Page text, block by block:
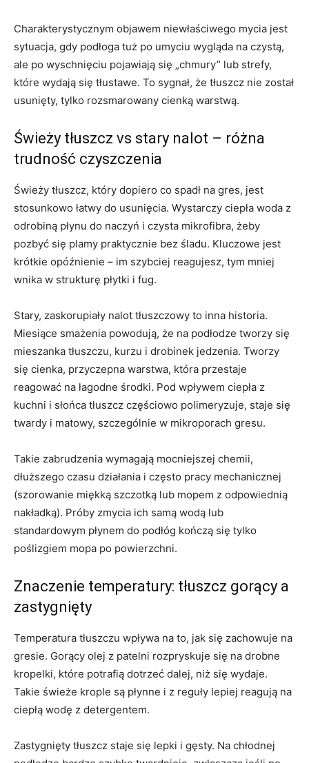
Charakterystycznym objawem niewłaściwego mycia jest
sytuacja, gdy podłoga tuż po umyciu wygląda na czystą,
ale po wyschnięciu pojawiają się „chmury” lub strefy,
które wydają się tłustawe. To sygnał, że tłuszcz nie został
usunięty, tylko rozsmarowany cienką warstwą.
Świeży tłuszcz vs stary nalot – różna
trudność czyszczenia
Świeży tłuszcz, który dopiero co spadł na gres, jest
stosunkowo łatwy do usunięcia. Wystarczy ciepła woda z
odrobiną płynu do naczyń i czysta mikrofibra, żeby
pozbyć się plamy praktycznie bez śladu. Kluczowe jest
krótkie opóźnienie – im szybciej reagujesz, tym mniej
wnika w strukturę płytki i fug.
Stary, zaskorupiały nalot tłuszczowy to inna historia.
Miesiące smażenia powodują, że na podłodze tworzy się
mieszanka tłuszczu, kurzu i drobinek jedzenia. Tworzy
się cienka, przyczepna warstwa, która przestaje
reagować na łagodne środki. Pod wpływem ciepła z
kuchni i słońca tłuszcz częściowo polimeryzuje, staje się
twardy i matowy, szczególnie w mikroporach gresu.
Takie zabrudzenia wymagają mocniejszej chemii,
dłuższego czasu działania i często pracy mechanicznej
(szorowanie miękką szczotką lub mopem z odpowiednią
nakładką). Próby zmycia ich samą wodą lub
standardowym płynem do podłóg kończą się tylko
poślizgiem mopa po powierzchni.
Znaczenie temperatury: tłuszcz gorący a
zastygnięty
Temperatura tłuszczu wpływa na to, jak się zachowuje na
gresie. Gorący olej z patelni rozpryskuje się na drobne
kropelki, które potrafią dotrzeć dalej, niż się wydaje.
Takie świeże krople są płynne i z reguły lepiej reagują na
ciepłą wodę z detergentem.
Zastygnięty tłuszcz staje się lepki i gęsty. Na chłodnej